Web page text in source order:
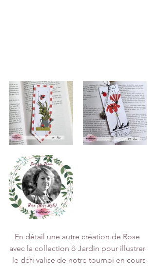
En détail une autre création de Rose
avec la collection ô Jardin pour illustrer
le défi valise de notre tournoi en cours